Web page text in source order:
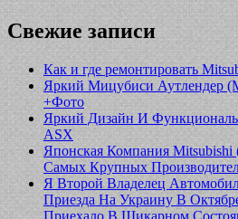
Свежие записи
Как и где ремонтировать
Яркий Мицубиси Аутлендер
+Фото
Яркий Дизайн И
ASX
Японская Компания
Самых Крупных
Я Второй Владелец
Приезда На Украину В
Приехало В Шикарном